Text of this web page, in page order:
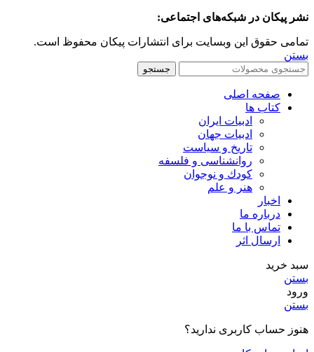
نشر پیکان در شبکه‌های اجتماعی:
تمامی حقوق این وبسایت برای انتشارات پیکان محفوظ است.
بستن
جستجو
صفحه اصلی
کتاب ها
ادبیات ایران
ادبیات جهان
تاریخ و سیاست
روانشناسی و فلسفه
کودك و نوجوان
هنر و علم
اخبار
درباره ما
تماس با ما
ارسال اثر
سبد خرید
بستن
ورود
بستن
هنوز حساب کاربری ندارید؟